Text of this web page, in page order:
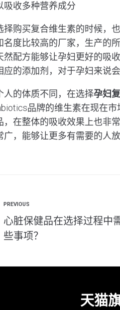
吸收多种营养成分
择购买复合维生素的时候，
名度比较高的厂家，生产的
然配方能够让孕妇更好的吸
应的添加剂，对于孕妇来说会
人的体质不同，在选择孕妇
品牌的维生素在现在
，在整体的吸收效果上也非
广，能够让更多有需要的人
PREVIOUS
心脏保健品在选择过程中
些事项？
天猫